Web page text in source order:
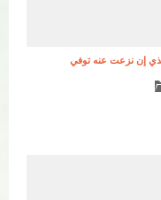
إن نزعت عنه توفي